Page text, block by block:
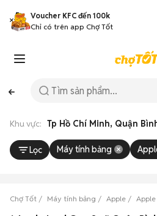
Voucher KFC đến 100k
Chỉ có trên app Chợ Tốt
Khu vực: Tp Hồ Chí Minh, Quận
Lọc Máy tính bảng
Chợ Tốt Máy tính bảng Apple Apple